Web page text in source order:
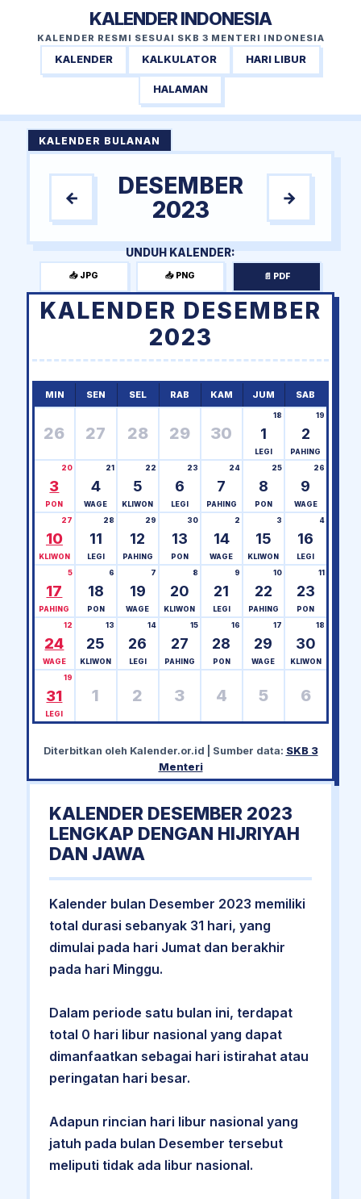
KALENDER INDONESIA
KALENDER RESMI SESUAI SKB 3 MENTERI INDONESIA
KALENDER KALKULATOR HARI LIBUR
HALAMAN
KALENDER BULANAN
←
DESEMBER
2023
→
UNDUH KALENDER:
📥 JPG 📥 PNG 📄 PDF
KALENDER DESEMBER
2023
MIN SEN SEL RAB KAM JUM SAB
26 27 28 29 30 1
18
LEGI
2
19
PAHING
3
20
PON
4
21
WAGE
5
22
KLIWON
6
23
LEGI
7
24
PAHING
8
25
PON
9
26
WAGE
10
27
KLIWON
11
28
LEGI
12
29
PAHING
13
30
PON
14
2
WAGE
15
3
KLIWON
16
4
LEGI
17
5
PAHING
18
6
PON
19
7
WAGE
20
8
KLIWON
21
9
LEGI
22
10
PAHING
23
11
PON
24
12
WAGE
25
13
KLIWON
26
14
LEGI
27
15
PAHING
28
16
PON
29
17
WAGE
30
18
KLIWON
31
19
LEGI
1 2 3 4 5 6
Diterbitkan oleh Kalender.or.id | Sumber data: SKB 3
Menteri
KALENDER DESEMBER 2023
LENGKAP DENGAN HIJRIYAH
DAN JAWA
Kalender bulan Desember 2023 memiliki
total durasi sebanyak 31 hari, yang
dimulai pada hari Jumat dan berakhir
pada hari Minggu.
Dalam periode satu bulan ini, terdapat
total 0 hari libur nasional yang dapat
dimanfaatkan sebagai hari istirahat atau
peringatan hari besar.
Adapun rincian hari libur nasional yang
jatuh pada bulan Desember tersebut
meliputi tidak ada libur nasional.